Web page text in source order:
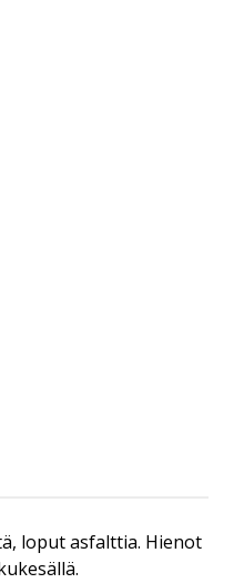
loput asfalttia. Hienot